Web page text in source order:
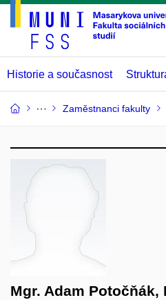
Historie a současnost
Zaměstnanci fakulty
Mgr. Adam Potočňák,